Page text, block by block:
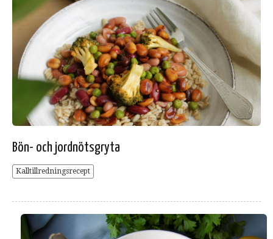
Bön- och jordnötsgryta
Kalltillredningsrecept